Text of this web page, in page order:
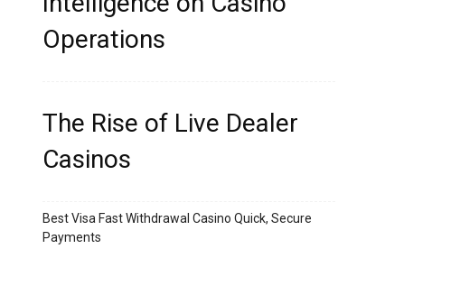
Operations
The Rise of Live Dealer
Casinos
Best Visa Fast Withdrawal Casino Quick, Secure
Payments